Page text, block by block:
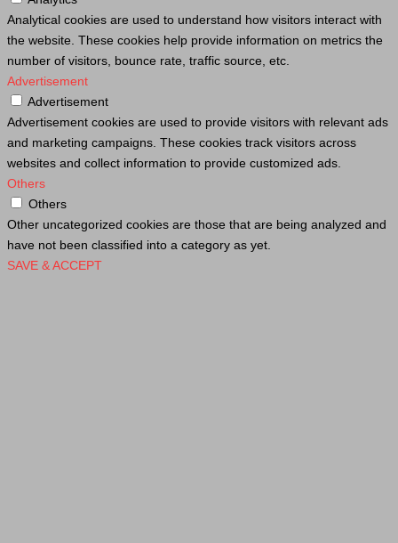
Analytical cookies are used to understand how visitors interact with
the website. These cookies help provide information on metrics the
number of visitors, bounce rate, traffic source, etc.
Advertisement
Advertisement
Advertisement cookies are used to provide visitors with relevant ads
and marketing campaigns. These cookies track visitors across
websites and collect information to provide customized ads.
Others
Others
Other uncategorized cookies are those that are being analyzed and
have not been classified into a category as yet.
SAVE & ACCEPT